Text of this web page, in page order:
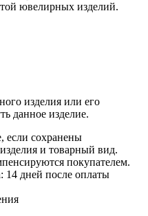
ювелирных изделий.
изделия или его
данное изделие.
если сохранены
и товарный вид.
покупателем.
14 дней после оплаты